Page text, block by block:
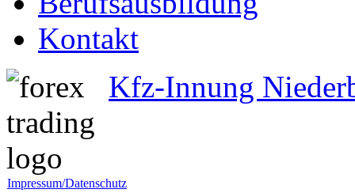
Kontakt
Kfz-Innung
Impressum/Datenschutz